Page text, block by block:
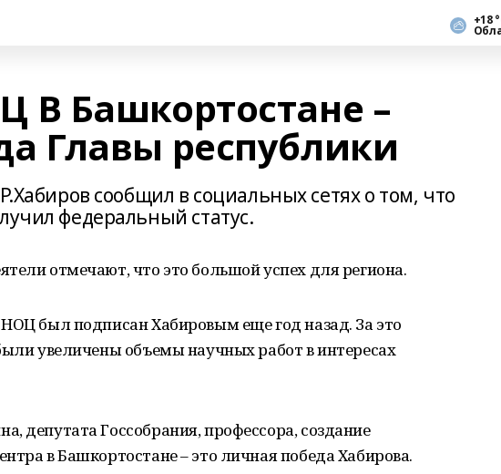
+18
В Башкортостане –
Главы республики
сообщил в социальных сетях о том, что
федеральный статус.
отмечают, что это большой успех для региона.
был подписан Хабировым еще год назад. За это
увеличены объемы научных работ в интересах
депутата Госсобрания, профессора, создание
в Башкортостане – это личная победа Хабирова.